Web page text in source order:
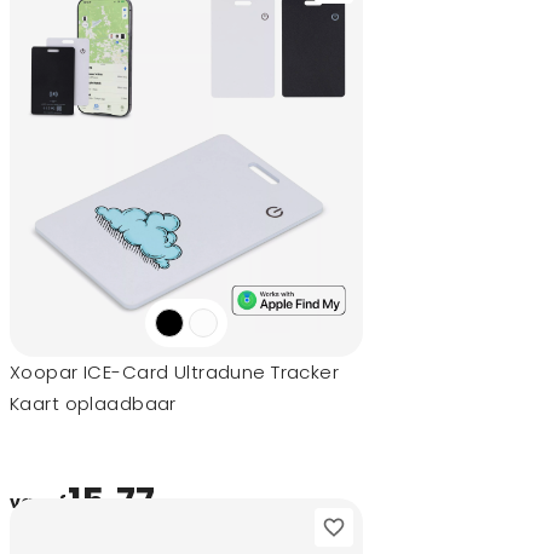
Xoopar ICE-Card Ultradune Tracker
Kaart oplaadbaar
vanaf15,77